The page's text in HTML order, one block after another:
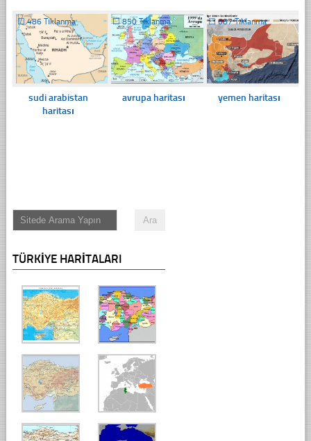
☐486 Tıklanma
sudi arabistan
haritası
☐850 Tıklanma
avrupa haritası
☐687 Tıklanma
yemen haritası
TÜRKIYE HARITALARI